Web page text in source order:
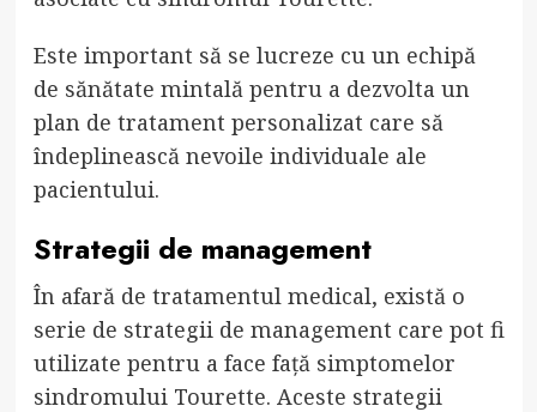
Este important să se lucreze cu un echipă
de sănătate mintală pentru a dezvolta un
plan de tratament personalizat care să
îndeplinească nevoile individuale ale
pacientului.
Strategii de management
În afară de tratamentul medical, există o
serie de strategii de management care pot fi
utilizate pentru a face față simptomelor
sindromului Tourette. Aceste strategii